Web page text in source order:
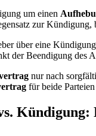
um einen
zur
über eine
der Beendigung des
nur nach
für beide